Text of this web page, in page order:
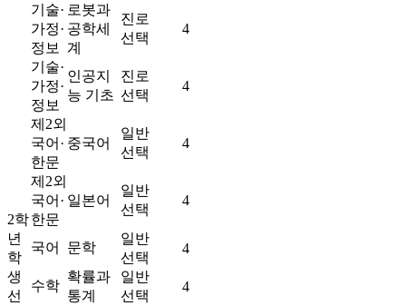
2학
년
학
생
선
기술·
가정·
정보
로봇과
공학세
계
진로
선택
4
기술·
가정·
정보
인공지
능 기초
진로
선택
4
제2외
국어·
한문
중국어
일반
선택
4
제2외
국어·
한문
일본어
일반
선택
4
국어 문학
일반
선택
4
수학
확률과
통계
일반
선택
4